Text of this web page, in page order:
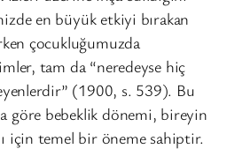
en büyük etkiyi bırakan
çocukluğumuzda
tam da “neredeyse hiç
(1900, s. 539). Bu
göre bebeklik dönemi, bireyin
için temel bir öneme sahiptir.